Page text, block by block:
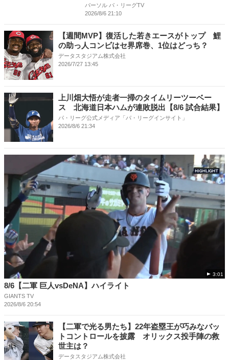
パーソル パ・リーグTV
2026/8/6 21:10
【週間MVP】復活した若きエースがトップ 鯉
の助っ人コンビはセ界席巻、1位はどっち？
データスタジアム株式会社
2026/7/27 13:45
上川畑大悟が走者一掃のタイムリーツーベー
ス 北海道日本ハムが連敗脱出【8/6 試合結果】
パ・リーグ公式メディア「パ・リーグインサイト」
2026/8/6 21:34
3:01
8/6【二軍 巨人vsDeNA】ハイライト
GIANTS TV
2026/8/6 20:54
【二軍で光る男たち】22年盗塁王が巧みなバッ
トコントロールを披露 オリックス投手陣の救
世主は？
データスタジアム株式会社